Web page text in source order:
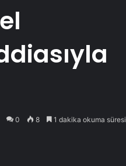
0 8 1 dakika okuma süresi